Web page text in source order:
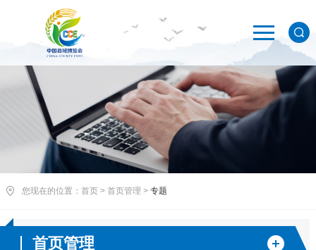
您现在的位置： 首页> 首页管理 > 专题
首页管理